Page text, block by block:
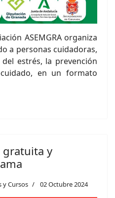
ASEMGRA organiza
a personas cuidadoras,
estrés, la prevención
en un formato
gratuita y
y Cursos 02 Octubre 2024